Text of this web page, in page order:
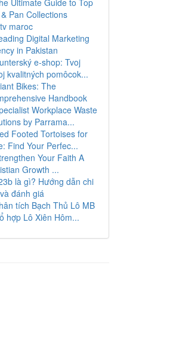
Ultimate Guide to Top
Pan Collections
maroc
Digital Marketing
in Pakistan
e-shop: Tvoj
kvalitných pomôcok...
Bikes: The
Handbook
Workplace Waste
by Parrama...
Footed Tortoises for
Find Your Perfec...
Your Faith A
Growth ...
là gì? Hướng dẫn chi
đánh giá
tích Bạch Thủ Lô MB
hợp Lô Xiên Hôm...